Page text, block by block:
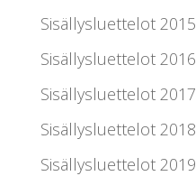
Sisällysluettelot 2015
Sisällysluettelot 2016
Sisällysluettelot 2017
Sisällysluettelot 2018
Sisällysluettelot 2019